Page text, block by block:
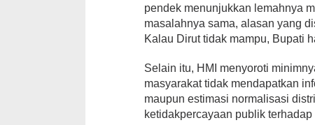
pendek menunjukkan lemahnya
masalahnya sama, alasan yang
Kalau Dirut tidak mampu, Bupati
Selain itu, HMI menyoroti
masyarakat tidak mendapatkan
maupun estimasi normalisasi
ketidakpercayaan publik